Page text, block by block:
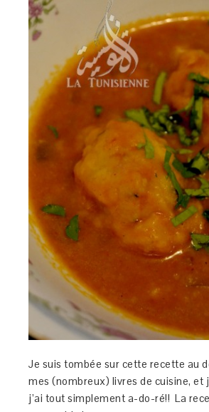
Je suis tombée sur cette recette au
mes (nombreux) livres de cuisine, et
j’ai tout simplement a-do-ré!! La